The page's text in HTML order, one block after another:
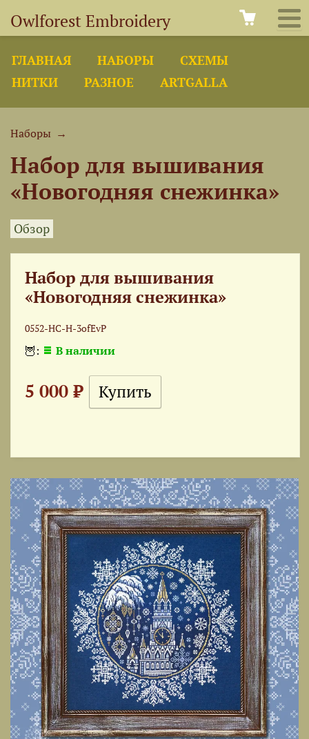
Owlforest Embroidery
ГЛАВНАЯ НАБОРЫ
СХЕМЫ
НИТКИ
РАЗНОЕ ARTGALLA
Наборы →
Набор для вышивания
«Новогодняя снежинка»
Обзор
Набор для вышивания
«Новогодняя снежинка»
0552-НС-Н-3ofEvP
🦉: В наличии
5 000 ₽